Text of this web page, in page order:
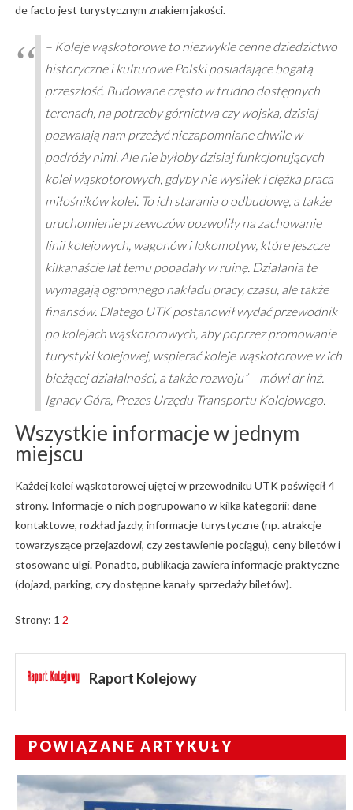
de facto jest turystycznym znakiem jakości.
– Koleje wąskotorowe to niezwykle cenne dziedzictwo
historyczne i kulturowe Polski posiadające bogatą
przeszłość. Budowane często w trudno dostępnych
terenach, na potrzeby górnictwa czy wojska, dzisiaj
pozwalają nam przeżyć niezapomniane chwile w
podróży nimi. Ale nie byłoby dzisiaj funkcjonujących
kolei wąskotorowych, gdyby nie wysiłek i ciężka praca
miłośników kolei. To ich starania o odbudowę, a także
uruchomienie przewozów pozwoliły na zachowanie
linii kolejowych, wagonów i lokomotyw, które jeszcze
kilkanaście lat temu popadały w ruinę. Działania te
wymagają ogromnego nakładu pracy, czasu, ale także
finansów. Dlatego UTK postanowił wydać przewodnik
po kolejach wąskotorowych, aby poprzez promowanie
turystyki kolejowej, wspierać koleje wąskotorowe w ich
bieżącej działalności, a także rozwoju” – mówi dr inż.
Ignacy Góra, Prezes Urzędu Transportu Kolejowego.
Wszystkie informacje w jednym
miejscu
Każdej kolei wąskotorowej ujętej w przewodniku UTK poświęcił 4
strony. Informacje o nich pogrupowano w kilka kategorii: dane
kontaktowe, rozkład jazdy, informacje turystyczne (np. atrakcje
towarzyszące przejazdowi, czy zestawienie pociągu), ceny biletów i
stosowane ulgi. Ponadto, publikacja zawiera informacje praktyczne
(dojazd, parking, czy dostępne kanały sprzedaży biletów).
Strony: 1 2
Raport Kolejowy
POWIĄZANE ARTYKUŁY